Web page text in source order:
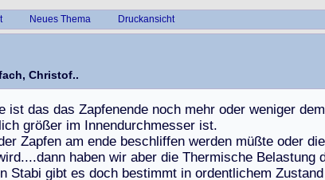
Neues Thema Druckansicht
Christof..
ist das das Zapfenende noch mehr oder weniger dem
lich größer im Innendurchmesser ist.
er Zapfen am ende beschliffen werden müßte oder die
ird....dann haben wir aber die Thermische Belastung
n Stabi gibt es doch bestimmt in ordentlichem Zustand